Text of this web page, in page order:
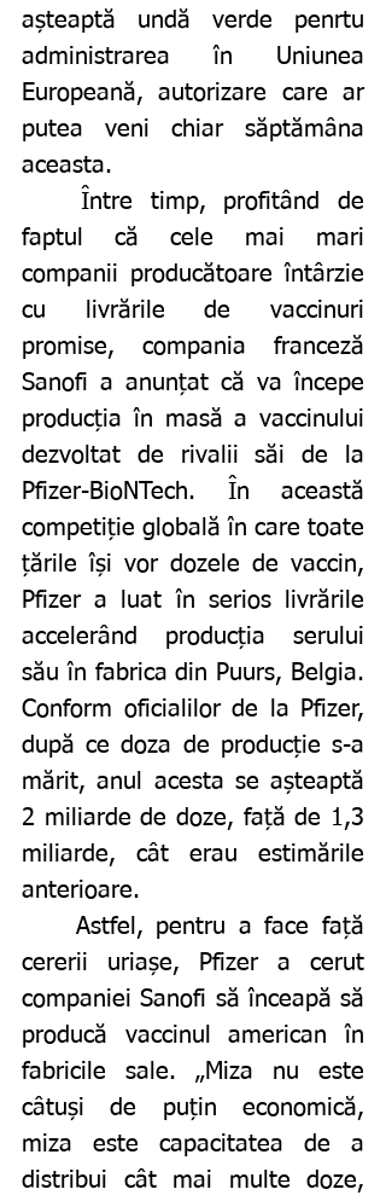
așteaptă undă verde penrtu
administrarea în Uniunea
Europeană, autorizare care ar
putea veni chiar săptămâna
aceasta.
faptul că cele mai mari
companii producătoare întârzie
cu livrările de vaccinuri
promise, compania franceză
Sanofi a anunțat că va începe
producția în masă a vaccinului
dezvoltat de rivalii săi de la
Pfizer-BioNTech. În această
competiție globală în care toate
țările își vor dozele de vaccin,
Pfizer a luat în serios livrările
accelerând producția serului
său în fabrica din Puurs, Belgia.
Conform oficialilor de la Pfizer,
după ce doza de producție s-a
mărit, anul acesta se așteaptă
2 miliarde de doze, față de 1,3
miliarde, cât erau estimările
anterioare.
cererii uriașe, Pfizer a cerut
companiei Sanofi să înceapă să
producă vaccinul american în
fabricile sale. „Miza nu este
câtuși de puțin economică,
miza este capacitatea de a
distribui cât mai multe doze,